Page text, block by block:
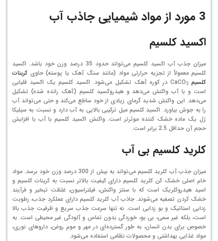
3 مورد از مواد شیمیایی جاذب آب
اکسید کلسیم
میزان جذب آب اکسید کلسیم می‌تواند حدود 35 درصد وزن خود باشد. اکسید
کلسیم معمولاً از تجزیه حرارتی مواد (مانند سنگ آهک یا پوسته) حاوی کربنات
کلسیمCaCO
3
در کوره آهک تشکیل می‌شود. اکسید کلسیم یک اکسید قلیایی
است و با آب واکنش می‌دهد و هیدروکسید کلسیم (آهک رانده شده) تشکیل
می‌دهد. این واکنش شدید گرمای زیادی از خود ساطع می‌کند و حتی می‌تواند آب
را به جوش بیاورد. اکسید کلسیم میل ترکیبی بالایی به آب دارد و نسبت به سیلیکا
ژل یک ماده خشک کننده موثرتر است. واکنش اکسید کلسیم با آب با افزایش
حجم آن حداقل 2.5 برابر است.
کلرید کلسیم بی آب
میزان جذب آب کلرید کلسیم می‌تواند به بیش از 300 درصد وزن خود برسد. مواد
خام اصلی خشک کن کلرید کلسیم دارای کیفیت بالاتر نسبت به کربنات کلسیم و
اسید هیدروکلریک است که با سنتز واکنش، فیلتراسیون، غلظت تبخیر و فرآیند
خشک کردن تصفیه می‌شوند. جاذب آب کلرید کلسیم دارای عملکرد جذب، رطوبت
زدایی استاتیک و بو زدایی است. نه تنها سرعت جذب سریع و ظرفیت جذب بالا
است، بلکه غیر سمی، بی بو، خوردگی بدون تماس و آلودگی غیر محیطی است. به
خصوص برای بدن انسان، به طور گسترده‌ای در مهر و موم روغن، داروهای نوری،
مواد غذایی بهداشتی و محصولات نظامی استفاده می‌شود.